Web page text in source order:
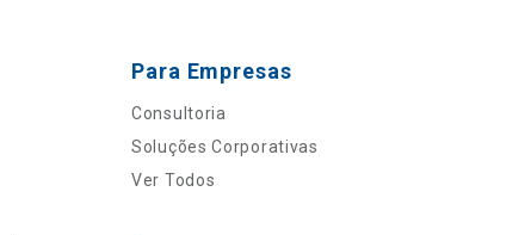
Para Empresas
Consultoria
Soluções Corporativas
Ver Todos